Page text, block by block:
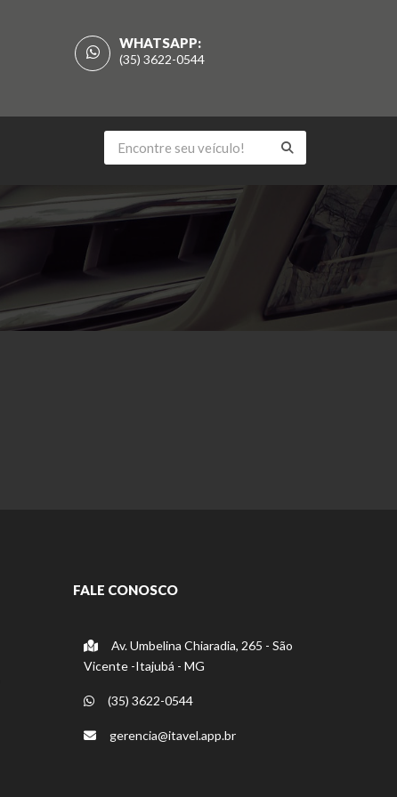
WHATSAPP:
(35) 3622-0544
FALE CONOSCO
Av. Umbelina Chiaradia, 265 - São
Vicente -Itajubá - MG
(35) 3622-0544
gerencia@itavel.app.br